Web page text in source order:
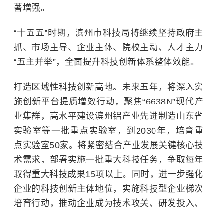
著增强。
“十五五”时期，滨州市科技局将继续坚持政府主
抓、市场主导、企业主体、院校主动、人才主力
“五主并举”，全面提升科技创新体系整体效能。
打造区域性科技创新高地。未来五年，将深入实
施创新平台提质增效行动，聚焦“6638N”现代产
业集群，高水平建设滨州铝产业先进制造山东省
实验室等一批重点实验室，到2030年，培育重
点实验室50家。将紧密结合产业发展关键核心技
术需求，部署实施一批重大科技任务，争取每年
取得重大科技成果15项以上。同时，进一步强化
企业的科技创新主体地位，实施科技型企业梯次
培育行动，推动企业成为技术攻关、研发投入、